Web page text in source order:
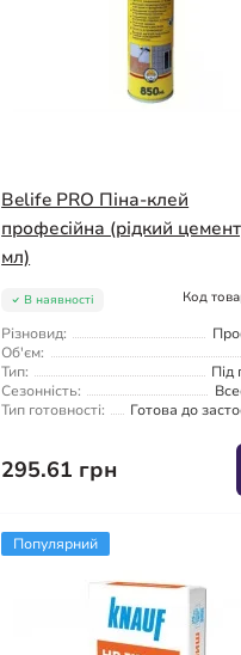
Belife PRO Піна-клей
професійна (рідкий
мл)
В наявності Код
Різновид:
Об'єм:
Тип:
Під
Сезонність:
Тип готовності:
Готова до
295.61 грн
Популярний